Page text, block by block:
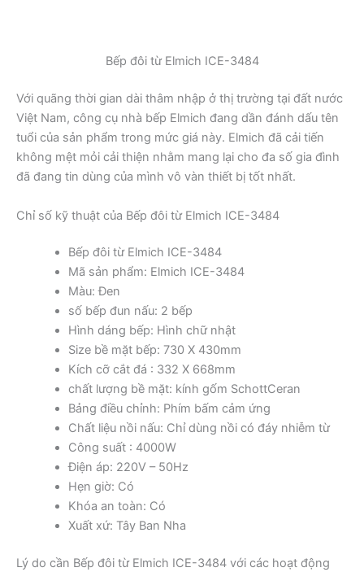
Bếp đôi từ Elmich ICE-3484
Với quãng thời gian dài thâm nhập ở thị trường tại đất nước
Việt Nam, công cụ nhà bếp Elmich đang dần đánh dấu tên
tuổi của sản phẩm trong mức giá này. Elmich đã cải tiến
không mệt mỏi cải thiện nhằm mang lại cho đa số gia đình
đã đang tin dùng của mình vô vàn thiết bị tốt nhất.
Chỉ số kỹ thuật của Bếp đôi từ Elmich ICE-3484
Bếp đôi từ Elmich ICE-3484
Mã sản phẩm: Elmich ICE-3484
Màu: Đen
số bếp đun nấu: 2 bếp
Hình dáng bếp: Hình chữ nhật
Size bề mặt bếp: 730 X 430mm
Kích cỡ cắt đá : 332 X 668mm
chất lượng bề mặt: kính gốm SchottCeran
Bảng điều chỉnh: Phím bấm cảm ứng
Chất liệu nồi nấu: Chỉ dùng nồi có đáy nhiễm từ
Công suất : 4000W
Điện áp: 220V – 50Hz
Hẹn giờ: Có
Khóa an toàn: Có
Xuất xứ: Tây Ban Nha
Lý do cần Bếp đôi từ Elmich ICE-3484 với các hoạt động